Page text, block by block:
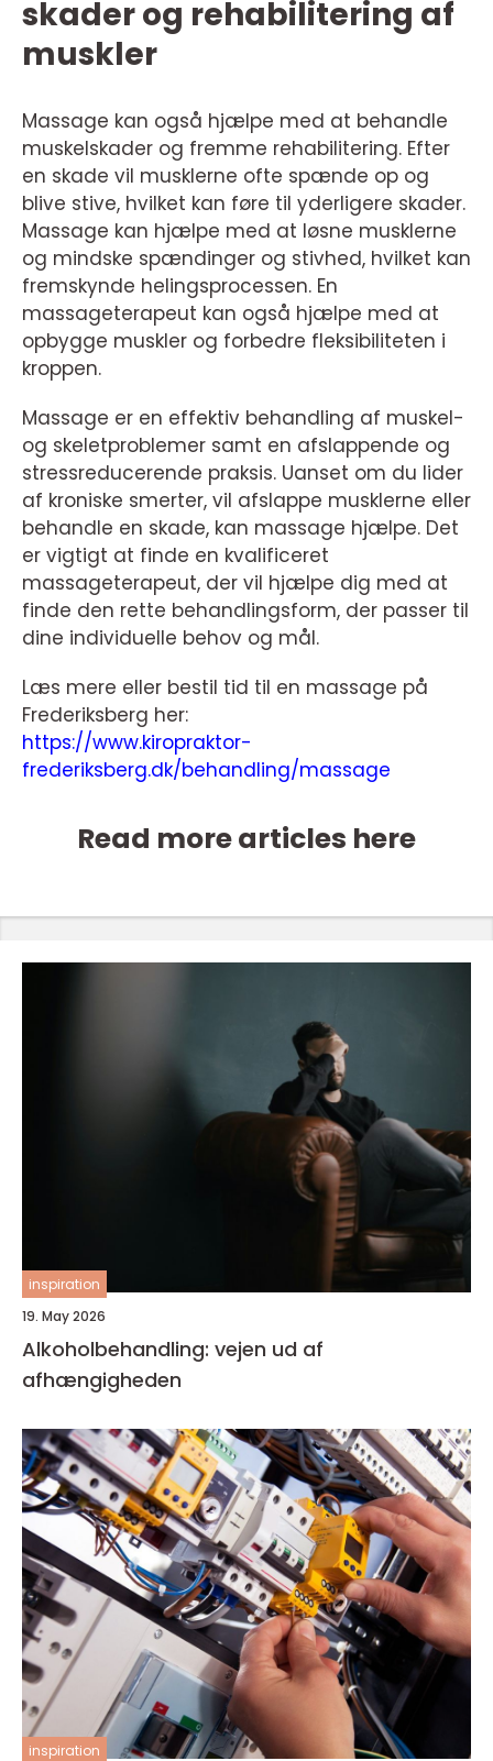
skader og rehabilitering af
muskler
Massage kan også hjælpe med at behandle
muskelskader og fremme rehabilitering. Efter
en skade vil musklerne ofte spænde op og
blive stive, hvilket kan føre til yderligere skader.
Massage kan hjælpe med at løsne musklerne
og mindske spændinger og stivhed, hvilket kan
fremskynde helingsprocessen. En
massageterapeut kan også hjælpe med at
opbygge muskler og forbedre fleksibiliteten i
kroppen.
Massage er en effektiv behandling af muskel-
og skeletproblemer samt en afslappende og
stressreducerende praksis. Uanset om du lider
af kroniske smerter, vil afslappe musklerne eller
behandle en skade, kan massage hjælpe. Det
er vigtigt at finde en kvalificeret
massageterapeut, der vil hjælpe dig med at
finde den rette behandlingsform, der passer til
dine individuelle behov og mål.
Læs mere eller bestil tid til en massage på
Frederiksberg her:
https://www.kiropraktor-
frederiksberg.dk/behandling/massage
Read more articles here
inspiration
19. May 2026
Alkoholbehandling: vejen ud af
afhængigheden
inspiration